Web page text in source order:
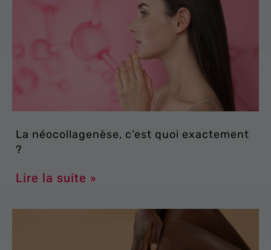
La néocollagenèse, c’est quoi exactement
?
Lire la suite »